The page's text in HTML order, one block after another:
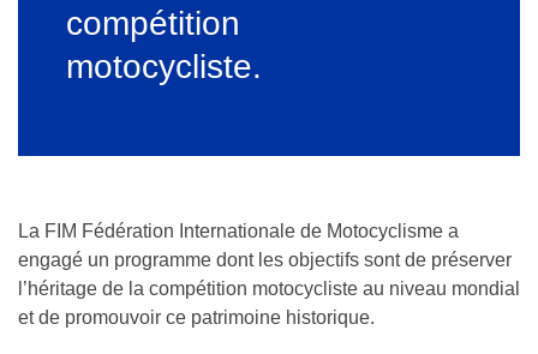
compétition
motocycliste.
La FIM Fédération Internationale de Motocyclisme a
engagé un programme dont les objectifs sont de préserver
l’héritage de la compétition motocycliste au niveau mondial
et de promouvoir ce patrimoine historique.